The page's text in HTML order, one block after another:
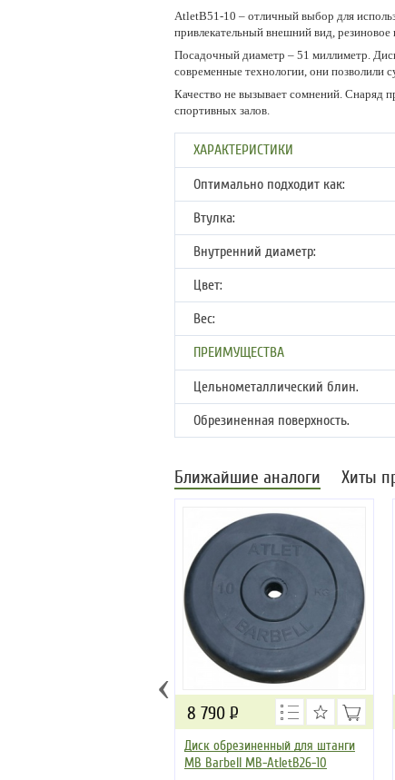
AtletB51-10 – отличный выбор для
привлекательный внешний вид,
Посадочный диаметр – 51 миллиметр.
современные технологии, они позволили
Качество не вызывает сомнений. Снаряд
спортивных залов.
ХАРАКТЕРИСТИКИ
Оптимально подходит как:
Втулка:
Внутренний диаметр:
Цвет:
Вес:
ПРЕИМУЩЕСТВА
Цельнометаллический блин.
Обрезиненная поверхность.
Ближайшие аналоги Хиты
Диск обрезиненный для штанги
MB Barbell MB-AtletB26-10
8 790 Р
‹